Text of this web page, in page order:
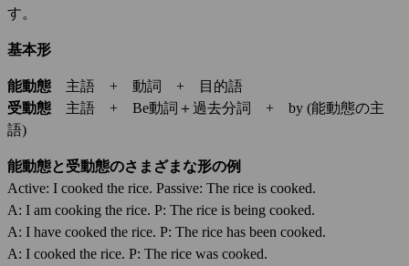
す。
基本形
能動態 主語 + 動詞 + 目的語
受動態 主語 + Be動詞＋過去分詞 + by (能動態の主
語)
能動態と受動態のさまざまな形の例
Active: I cooked the rice. Passive: The rice is cooked.
A: I am cooking the rice. P: The rice is being cooked.
A: I have cooked the rice. P: The rice has been cooked.
A: I cooked the rice. P: The rice was cooked.